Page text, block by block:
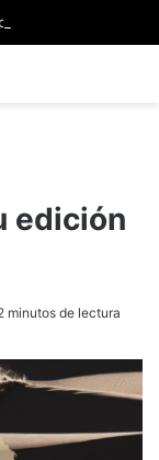
edición
minutos de lectura